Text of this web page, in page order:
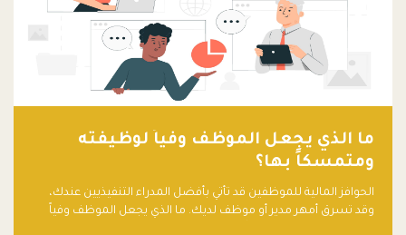
ما الذي يجعل الموظف وفياً لوظيفته
ومتمسكاً بها؟
الحوافز المالية للموظفين قد تأتي بأفضل المدراء التنفيذيين عندك،
وقد تسرق أمهر مدير أو موظف لديك. ما الذي يجعل الموظف وفياً